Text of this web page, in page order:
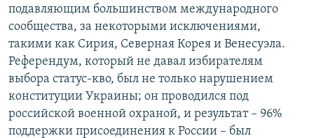
подавляющим большинством международного
сообщества, за некоторыми исключениями,
такими как Сирия, Северная Корея и Венесуэла.
Референдум, который не давал избирателям
выбора статус-кво, был не только нарушением
конституции Украины; он проводился под
российской военной охраной, и результат – 96%
поддержки присоединения к России – был